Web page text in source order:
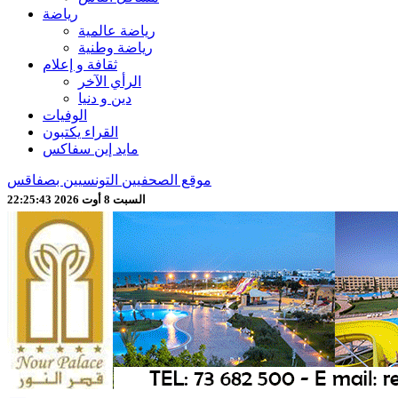
رياضة
رياضة عالمية
رياضة وطنية
ثقافة و إعلام
الرأي الآخر
دين و دنيا
الوفيات
القراء يكتبون
مايد إين سفاكس
موقع الصحفيين التونسيين بصفاقس
السبت 8 أوت 2026 22:25:45